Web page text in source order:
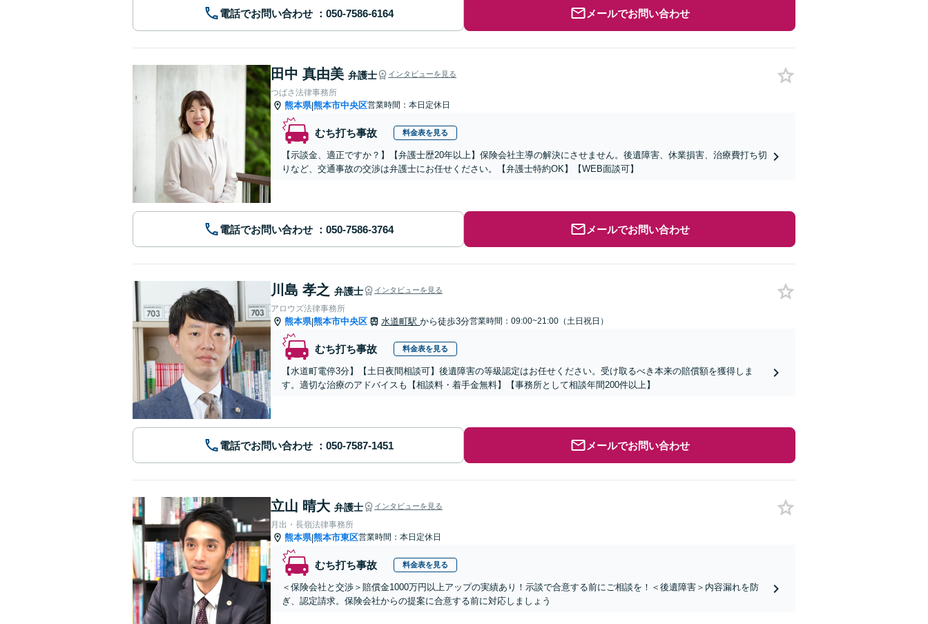
電話でお問い合わせ メールでお問い合わせ
田中 真由美 弁護士 インタビューを見る
つばさ法律事務所
熊本県|熊本市中央区営業時間：本日定休日
むち打ち事故 料金表を見る
【示談金、適正ですか？】【弁護士歴20年以上】保険会社主導の解決にさせません。後遺障害、休業損害、治療費打ち切
りなど、交通事故の交渉は弁護士にお任せください。【弁護士特約OK】【WEB面談可】
電話でお問い合わせ メールでお問い合わせ
川島 孝之 弁護士 インタビューを見る
アロウズ法律事務所
熊本県|熊本市中央区 水道町駅 から徒歩3分営業時間：09:00~21:00（土日祝日）
むち打ち事故 料金表を見る
【水道町電停3分】【土日夜間相談可】後遺障害の等級認定はお任せください。受け取るべき本来の賠償額を獲得しま
す。適切な治療のアドバイスも【相談料・着手金無料】【事務所として相談年間200件以上】
電話でお問い合わせ メールでお問い合わせ
立山 晴大 弁護士 インタビューを見る
月出・長嶺法律事務所
熊本県|熊本市東区営業時間：本日定休日
むち打ち事故 料金表を見る
＜保険会社と交渉＞賠償金1000万円以上アップの実績あり！示談で合意する前にご相談を！＜後遺障害＞内容漏れを防
ぎ、認定請求。保険会社からの提案に合意する前に対応しましょう